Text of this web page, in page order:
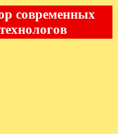
современных
технологов